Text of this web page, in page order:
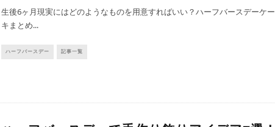
生後6ヶ月現実にはどのようなものを用意すればいい？ハーフバースデーケー
キまとめ...
ハーフバースデー 記事一覧